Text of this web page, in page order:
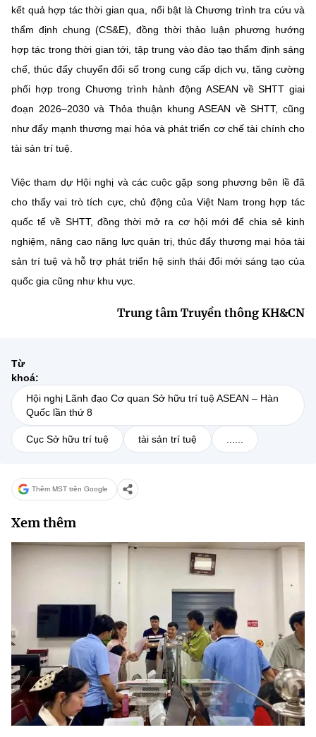
kết quả hợp tác thời gian qua, nổi bật là Chương trình tra cứu và
thẩm định chung (CS&E), đồng thời thảo luận phương hướng
hợp tác trong thời gian tới, tập trung vào đào tạo thẩm định sáng
chế, thúc đẩy chuyển đổi số trong cung cấp dịch vụ, tăng cường
phối hợp trong Chương trình hành động ASEAN về SHTT giai
đoạn 2026–2030 và Thỏa thuận khung ASEAN về SHTT, cũng
như đẩy mạnh thương mại hóa và phát triển cơ chế tài chính cho
tài sản trí tuệ.
Việc tham dự Hội nghị và các cuộc gặp song phương bên lề đã
cho thấy vai trò tích cực, chủ động của Việt Nam trong hợp tác
quốc tế về SHTT, đồng thời mở ra cơ hội mới để chia sẻ kinh
nghiệm, nâng cao năng lực quản trị, thúc đẩy thương mại hóa tài
sản trí tuệ và hỗ trợ phát triển hệ sinh thái đổi mới sáng tạo của
quốc gia cũng như khu vực.
Trung tâm Truyền thông KH&CN
Từ
khoá:
Hội nghị Lãnh đạo Cơ quan Sở hữu trí tuệ ASEAN – Hàn
Quốc lần thứ 8
Cục Sở hữu trí tuệ tài sản trí tuệ
Thêm MST trên Google
Xem thêm